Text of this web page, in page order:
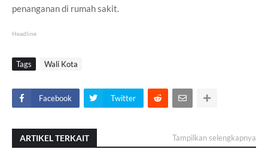
penanganan di rumah sakit.
Headline
Tags Wali Kota
Facebook Twitter
ARTIKEL TERKAIT Tampilkan selengkapnya